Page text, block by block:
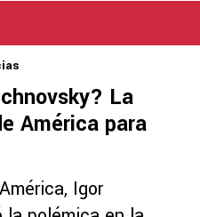
La
América para
Igor